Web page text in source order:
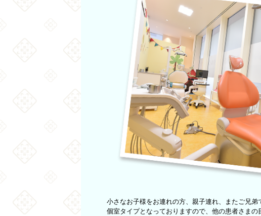
小さなお子様をお連れの方、親子連れ、またご兄
個室タイプとなっておりますので、他の患者さま